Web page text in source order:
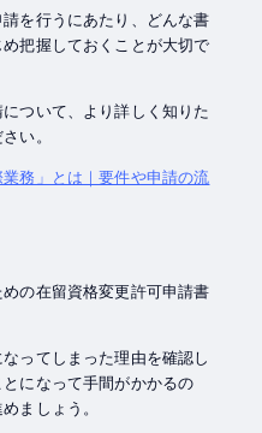
を行うにあたり、どんな書
把握しておくことが大切で
ついて、より詳しく知りた
い。
務」とは｜要件や申請の流
の在留資格変更許可申請書
ってしまった理由を確認し
になって手間がかかるの
ましょう。